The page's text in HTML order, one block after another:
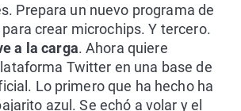
Prepara un nuevo programa de
crear microchips. Y tercero.
a la carga. Ahora quiere
Twitter en una base de
Lo primero que ha hecho ha
azul. Se echó a volar y el